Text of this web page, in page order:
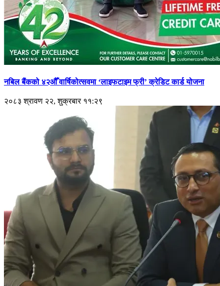
नबिल बैंकको ४२औँ वार्षिकोत्सवमा ‘लाइफटाइम फ्री’ क्रेडिट कार्ड योजना
२०८३ श्रावण २२, शुक्रबार ११:२९